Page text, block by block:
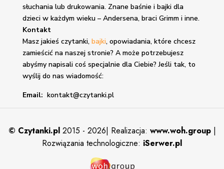
słuchania lub drukowania. Znane baśnie i bajkidla
dzieci w każdym wieku – Andersena, braci Grimm i inne.
Kontakt
Masz jakieś czytanki, bajki, opowiadania, które chcesz
zamieścić na naszej stronie? A może potrzebujesz
abyśmy napisali coś specjalnie dla Ciebie? Jeśli tak, to
wyślij do nas wiadomość:
Email: kontakt@czytanki.pl
© Czytanki.pl 2015 - 2026| Realizacja: www.woh.group |
Rozwiązania technologiczne: iSerwer.pl